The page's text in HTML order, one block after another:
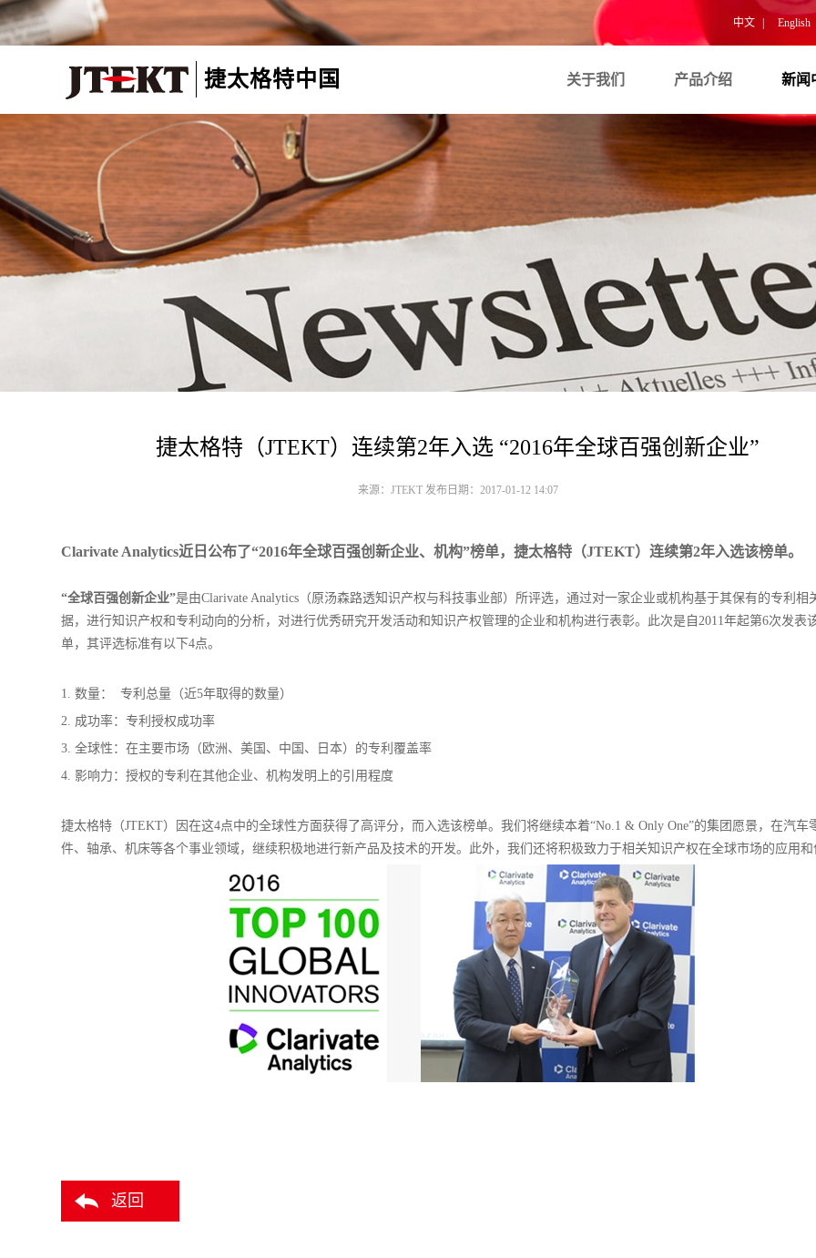
中文 English
捷太格特中国 关于我们 产品介绍 新闻
捷太格特（JTEKT）连续第2年入选 “2016年全球百强创新企业”
来源：JTEKT 发布日期：2017-01-12 14:07
Clarivate Analytics近日公布了“2016年全球百强创新企业、机构”榜单，捷太格特（JTEKT）连续第2年入选该榜单。
“全球百强创新企业”是由Clarivate Analytics（原汤森路透知识产权与科技事业部）所评选，通过对一家企业或机构基于其保有的专利相
据，进行知识产权和专利动向的分析，对进行优秀研究开发活动和知识产权管理的企业和机构进行表彰。此次是自2011年起第6次发表
单，其评选标准有以下4点。
1. 数量： 专利总量（近5年取得的数量）
2. 成功率：专利授权成功率
3. 全球性：在主要市场（欧洲、美国、中国、日本）的专利覆盖率
4. 影响力：授权的专利在其他企业、机构发明上的引用程度
捷太格特（JTEKT）因在这4点中的全球性方面获得了高评分，而入选该榜单。我们将继续本着“No.1 & Only One”的集团愿景，在汽车
件、轴承、机床等各个事业领域，继续积极地进行新产品及技术的开发。此外，我们还将积极致力于相关知识产权在全球市场的应用和
返回